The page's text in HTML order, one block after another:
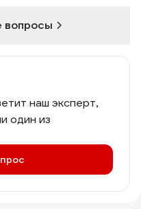
вопросы
наш эксперт,
один из